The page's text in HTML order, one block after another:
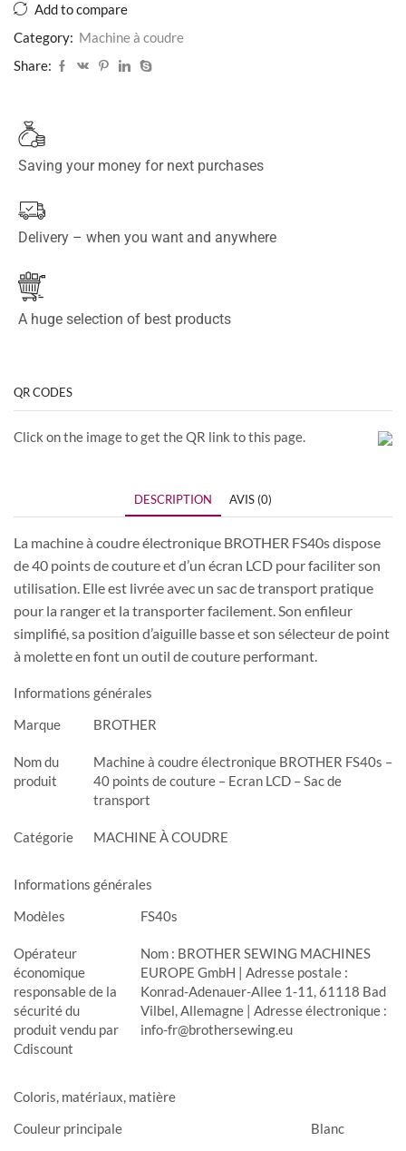
Add to compare
Category: Machine à coudre
Share:
Saving your money for next purchases
Delivery – when you want and anywhere
A huge selection of best products
QR CODES
Click on the image to get the QR link to this page.
DESCRIPTION AVIS (0)
La machine à coudre électronique BROTHER FS40s dispose
de 40 points de couture et d’un écran LCD pour faciliter son
utilisation. Elle est livrée avec un sac de transport pratique
pour la ranger et la transporter facilement. Son enfileur
simplifié, sa position d’aiguille basse et son sélecteur de point
à molette en font un outil de couture performant.
Informations générales
Marque
BROTHER
Nom du
produit
Machine à coudre électronique BROTHER FS40s –
40 points de couture – Ecran LCD – Sac de
transport
Catégorie MACHINE À COUDRE
Informations générales
Modèles
FS40s
Opérateur
économique
responsable de la
sécurité du
produit vendu par
Cdiscount
Nom : BROTHER SEWING MACHINES
EUROPE GmbH | Adresse postale :
Konrad-Adenauer-Allee 1-11, 61118 Bad
Vilbel, Allemagne | Adresse électronique :
info-fr@brothersewing.eu
Coloris, matériaux, matière
Couleur principale
Blanc